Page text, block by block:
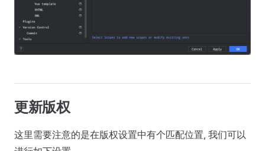
更新版权
这里需要注意的是在版权设置中有个匹配位置, 我们可以